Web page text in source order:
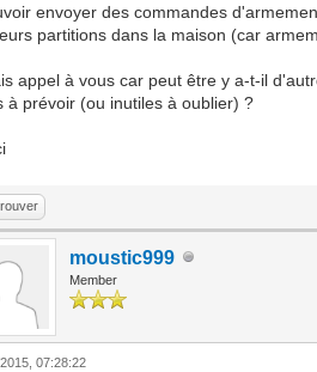
envoyer des commandes
partitions dans la maison (car
appel à vous car peut être y a-t-il
à prévoir (ou inutiles à oublier) ?
moustic999
Member
07:28:22